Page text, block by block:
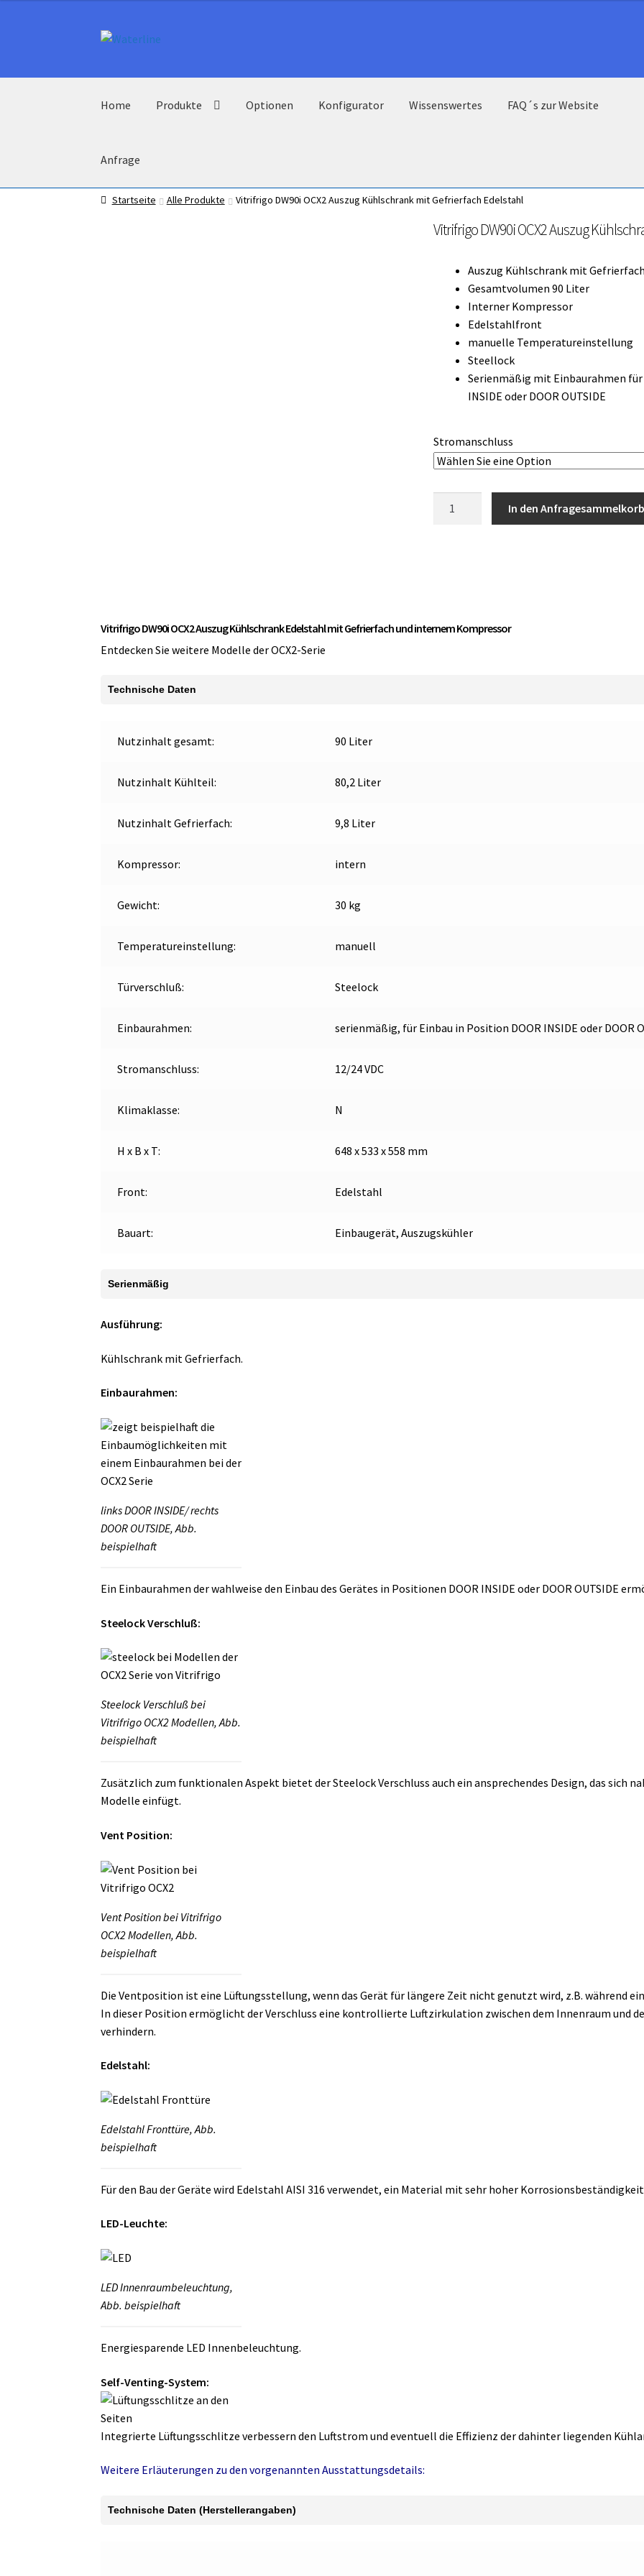
Zur
Zum
Home Produkte Optionen Konfigurator Wissenswertes FAQ´s zur Website
Anfrage
Startseite Alle Produkte Vitrifrigo DW90i OCX2 Auszug Kühlschrank mit Gefrierfach Edelstahl
Vitrifrigo DW90i OCX2 Auszug
Auszug Kühlschrank mit Gefrierfach
Gesamtvolumen 90 Liter
Interner Kompressor
Edelstahlfront
manuelle Temperatureinstellung
Steellock
Serienmäßig mit Einbaurahmen
INSIDE oder DOOR OUTSIDE
Stromanschluss
Edelstahl
In den Anfragesammelkorb
Vitrifrigo DW90i OCX2 Auszug Kühlschrank Edelstahl mit Gefrierfach und internem Kompressor
Entdecken Sie weitere Modelle der OCX2-Serie
Technische Daten
Nutzinhalt gesamt: 90 Liter
Nutzinhalt Kühlteil: 80,2 Liter
Nutzinhalt Gefrierfach: 9,8 Liter
Kompressor: intern
Gewicht: 30 kg
Temperatureinstellung: manuell
Türverschluß: Steelock
Einbaurahmen: serienmäßig, für Einbau in Position DOOR INSIDE oder DOOR
Stromanschluss: 12/24 VDC
Klimaklasse: N
H x B x T: 648 x 533 x 558 mm
Front: Edelstahl
Bauart: Einbaugerät, Auszugskühler
Serienmäßig
Ausführung:
Kühlschrank mit Gefrierfach.
Einbaurahmen:
links DOOR INSIDE/ rechts
DOOR OUTSIDE, Abb.
beispielhaft
Ein Einbaurahmen der wahlweise den Einbau des Gerätes in Positionen DOOR INSIDE oder DOOR OUTSIDE
Steelock Verschluß:
Steelock Verschluß bei
Vitrifrigo OCX2 Modellen, Abb.
beispielhaft
Zusätzlich zum funktionalen Aspekt bietet der Steelock Verschluss auch ein ansprechendes Design, das sich
Modelle einfügt.
Vent Position:
Vent Position bei Vitrifrigo
OCX2 Modellen, Abb.
beispielhaft
Die Ventposition ist eine Lüftungsstellung, wenn das Gerät für längere Zeit nicht genutzt wird, z.B. während
In dieser Position ermöglicht der Verschluss eine kontrollierte Luftzirkulation zwischen dem Innenraum und
verhindern.
Edelstahl:
Edelstahl Fronttüre, Abb.
beispielhaft
Für den Bau der Geräte wird Edelstahl AISI 316 verwendet, ein Material mit sehr hoher
LED-Leuchte:
LED Innenraumbeleuchtung,
Abb. beispielhaft
Energiesparende LED Innenbeleuchtung.
Self-Venting-System:
Integrierte Lüftungsschlitze verbessern den Luftstrom und eventuell die Effizienz der dahinter liegenden
Weitere Erläuterungen zu den vorgenannten Ausstattungsdetails:
Technische Daten (Herstellerangaben)